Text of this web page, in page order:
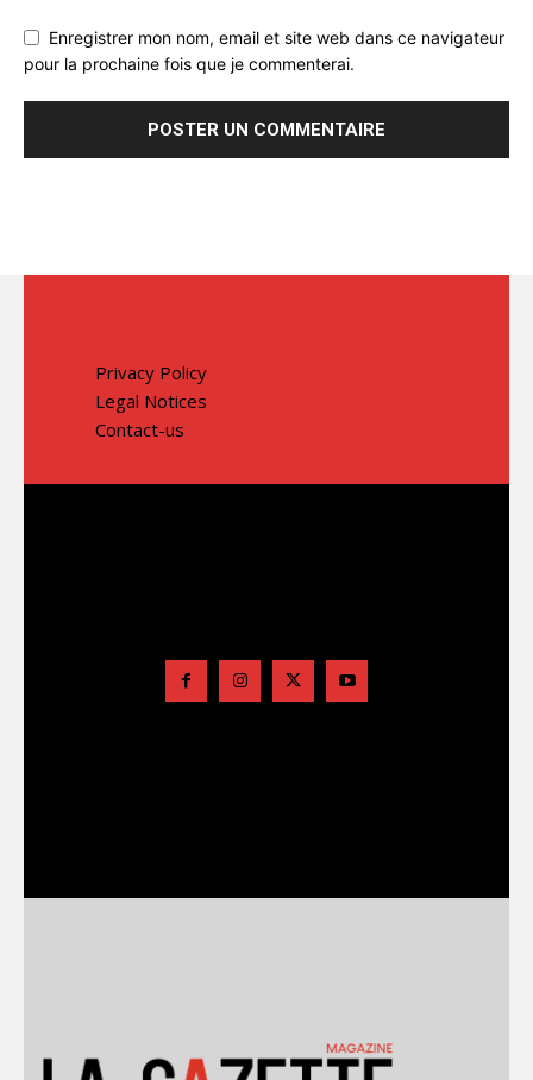
Enregistrer mon nom, email et site web dans ce navigateur
pour la prochaine fois que je commenterai.
Privacy Policy
Legal Notices
Contact-us